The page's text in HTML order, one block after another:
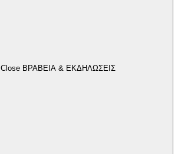
Close ΒΡΑΒΕΙΑ & ΕΚΔΗΛΩΣΕΙΣ